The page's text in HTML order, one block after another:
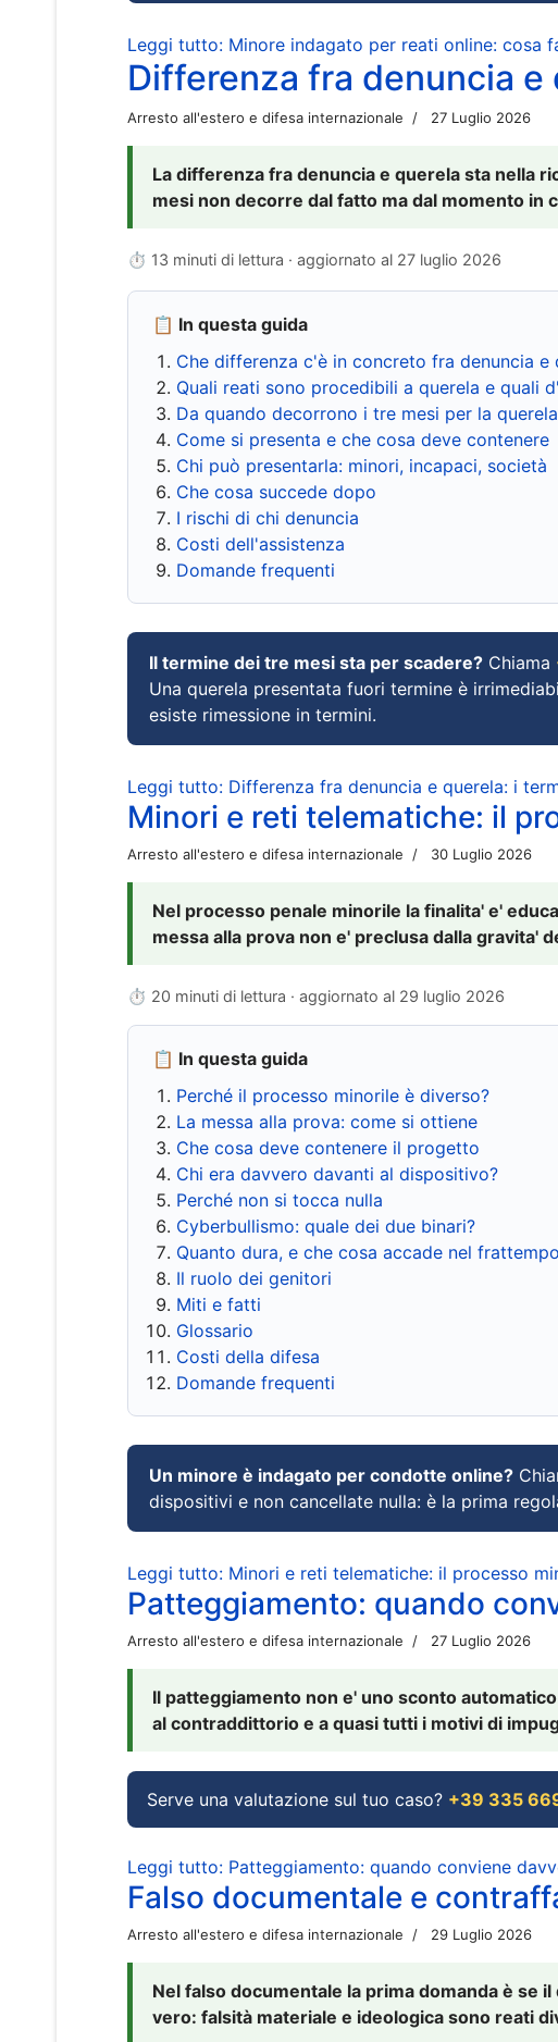
Leggi tutto: Minore indagato per reati online: cosa
Differenza fra denuncia e
Arresto all'estero e difesa internazionale 27 Luglio 2026
La differenza fra denuncia e querela sta nella
mesi non decorre dal fatto ma dal momento in
⏱ 13 minuti di lettura · aggiornato al 27 luglio 2026
📋 In questa guida
Che differenza c'è in concreto fra denuncia e
Quali reati sono procedibili a querela e quali
Da quando decorrono i tre mesi per la
Come si presenta e che cosa deve contenere
Chi può presentarla: minori, incapaci, società
Che cosa succede dopo
I rischi di chi denuncia
Costi dell'assistenza
Domande frequenti
Il termine dei tre mesi sta per scadere? Chiama
Una querela presentata fuori termine è
esiste rimessione in termini.
Leggi tutto: Differenza fra denuncia e querela: i
Minori e reti telematiche: il
Arresto all'estero e difesa internazionale 30 Luglio 2026
Nel processo penale minorile la finalita' e'
messa alla prova non e' preclusa dalla gravita'
⏱ 20 minuti di lettura · aggiornato al 29 luglio 2026
📋 In questa guida
Perché il processo minorile è diverso?
La messa alla prova: come si ottiene
Che cosa deve contenere il progetto
Chi era davvero davanti al dispositivo?
Perché non si tocca nulla
Cyberbullismo: quale dei due binari?
Quanto dura, e che cosa accade nel frattempo
Il ruolo dei genitori
Miti e fatti
Glossario
Costi della difesa
Domande frequenti
Un minore è indagato per condotte online?
dispositivi e non cancellate nulla: è la prima
Leggi tutto: Minori e reti telematiche: il processo
Patteggiamento: quando
Arresto all'estero e difesa internazionale 27 Luglio 2026
Il patteggiamento non e' uno sconto
al contraddittorio e a quasi tutti i motivi di
Serve una valutazione sul tuo caso? +39 335
Leggi tutto: Patteggiamento: quando conviene
Falso documentale e
Arresto all'estero e difesa internazionale 29 Luglio 2026
Nel falso documentale la prima domanda è se
vero: falsità materiale e ideologica sono reati